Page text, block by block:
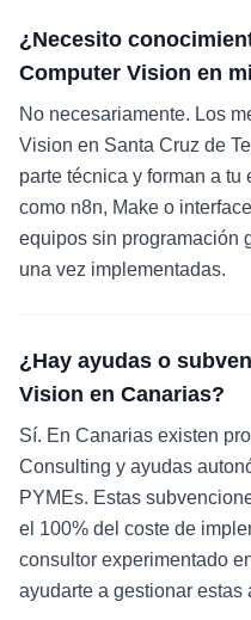
¿Necesito
Computer Vision en
No necesariamente. Los
Vision en Santa Cruz de
parte técnica y forman a
como n8n, Make o
equipos sin programación
una vez implementadas.
¿Hay ayudas o
Vision en Canarias?
Sí. En Canarias existen
Consulting y ayudas
PYMEs. Estas
el 100% del coste de
consultor experimentado
ayudarte a gestionar estas